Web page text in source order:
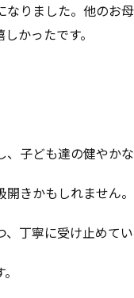
りました。他のお
かったです。
子ども達の健やか
きかもしれません。
丁寧に受け止めてい